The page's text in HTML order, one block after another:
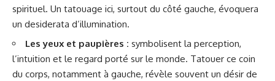
spirituel. Un tatouage ici, surtout du côté gauche, évoquera
un desiderata d’illumination.
Les yeux et paupières : symbolisent la perception,
l’intuition et le regard porté sur le monde. Tatouer ce coin
du corps, notamment à gauche, révèle souvent un désir de